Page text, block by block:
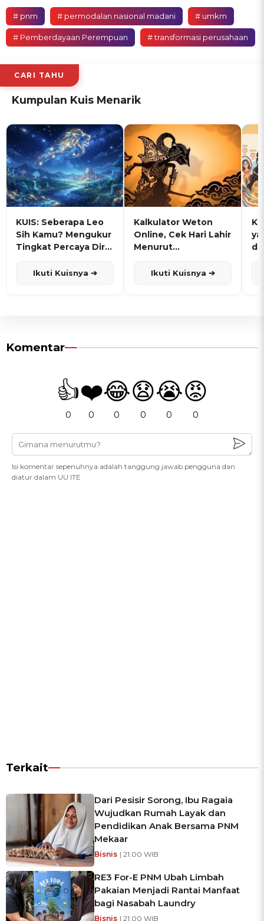
# pnm # permodalan nasional madani # umkm
# Pemberdayaan Perempuan # transformasi perusahaan
CARI TAHU
Kumpulan Kuis Menarik
KUIS: Seberapa Leo
Sih Kamu? Mengukur
Tingkat Percaya Diri
Ikuti Kuisnya ➔
Kalkulator Weton
Online, Cek Hari Lahir
Menurut
Ikuti Kuisnya ➔
Komentar
👍
0
❤️
0
😂
0
😧
0
😭
0
😡
0
Isi komentar sepenuhnya adalah tanggung jawab pengguna dan
diatur dalam UU ITE
Terkait
Dari Pesisir Sorong, Ibu Ragaia
Wujudkan Rumah Layak dan
Pendidikan Anak Bersama PNM
Mekaar
Bisnis | 21:00 WIB
RE3 For-E PNM Ubah Limbah
Pakaian Menjadi Rantai Manfaat
bagi Nasabah Laundry
Bisnis | 21:00 WIB